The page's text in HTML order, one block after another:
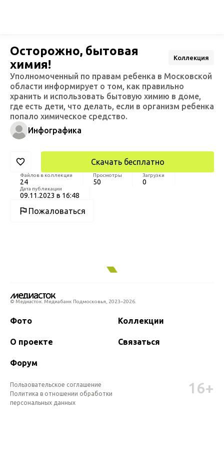
Осторожно, бытовая
химия!
Коллекция
Уполномоченный по правам ребенка в Московской
области информирует о том, как правильно
хранить и использовать бытовую химию в доме,
где есть дети, что делать, если в организм ребенка
попало химическое средство.
Инфографика
Скачать бесплатно
Файлов в коллекции
24
Просмотры
50
Загрузки
0
Дата публикации
09.11.2023 в 16:48
Пожаловаться
© Медиасток. Медиабанк Подмосковья, 2023–2026.
Фото Коллекции
О проекте Связаться
Форум
Пользовательское соглашение
Политика в отношении обработки
персональных данных
16+